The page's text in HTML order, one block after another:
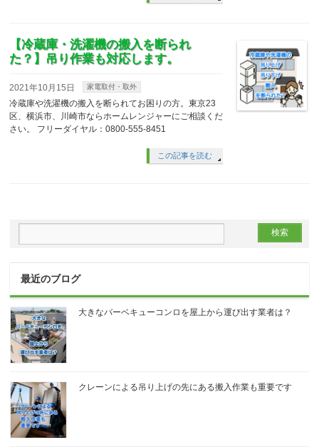
【冷蔵庫・洗濯機の搬入を断られ
た？】吊り作業も対応します。
2021年10月15日 家電取付・取外
冷蔵庫や洗濯機の搬入を断られてお困りの方。東京23
区、横浜市、川崎市ならホームレンジャーにご相談くだ
さい。 フリーダイヤル：0800-555-8451
この記事を読む
最近のブログ
大きなバーベキューコンロを屋上から運び出す業者は？
クレーンによる吊り上げの先にある搬入作業も重要です